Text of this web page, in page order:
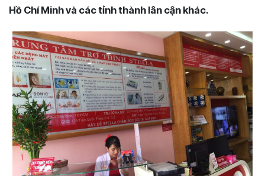
Hồ Chí Minh và các tỉnh thành lân cận khác.